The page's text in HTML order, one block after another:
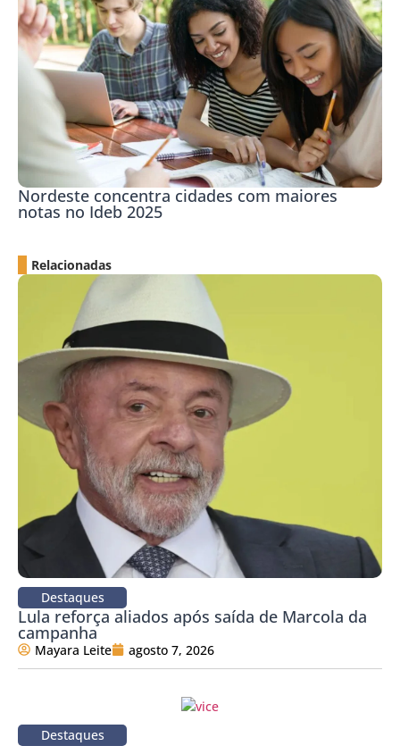
Nordeste concentra cidades com maiores
notas no Ideb 2025
Relacionadas
Destaques
Lula reforça aliados após saída de Marcola da
campanha
Mayara Leite agosto 7, 2026
Destaques